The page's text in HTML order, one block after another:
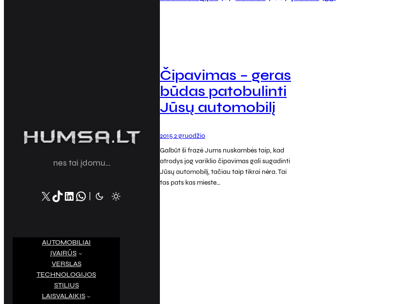
nes tai įdomu…
X TikTok LinkedIn WhatsApp
AUTOMOBILIAI
ĮVAIRŪS
VERSLAS
TECHNOLOGIJOS
STILIUS
LAISVALAIKIS
Čipavimas – geras
būdas patobulinti
Jūsų automobilį
2015 2 gruodžio
Galbūt ši frazė Jums nuskambės taip, kad
atrodys jog variklio čipavimas gali sugadinti
Jūsų automobilį, tačiau taip tikrai nėra. Tai
tas pats kas mieste…